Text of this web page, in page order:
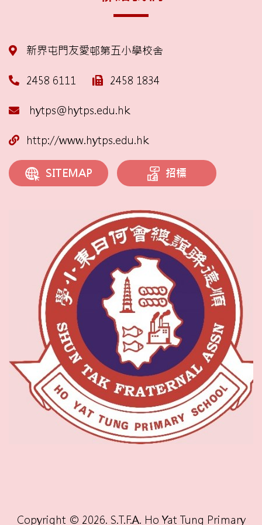
新界屯門友愛邨第五小學校舍
2458 6111 2458 1834
hytps@hytps.edu.hk
http://www.hytps.edu.hk
SITEMAP 招標
Copyright © 2026. S.T.F.A. Ho Yat Tung Primary